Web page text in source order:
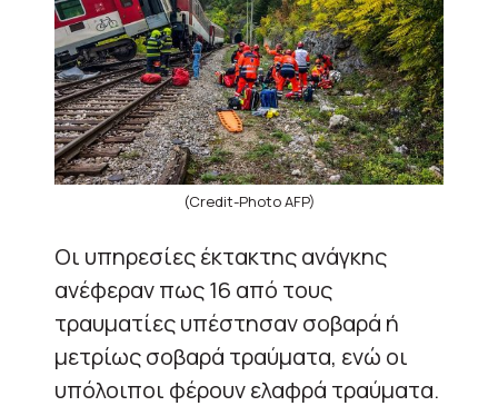
(Credit-Photo AFP)
Οι υπηρεσίες έκτακτης ανάγκης
ανέφεραν πως 16 από τους
τραυματίες υπέστησαν σοβαρά ή
μετρίως σοβαρά τραύματα, ενώ οι
υπόλοιποι φέρουν ελαφρά τραύματα.